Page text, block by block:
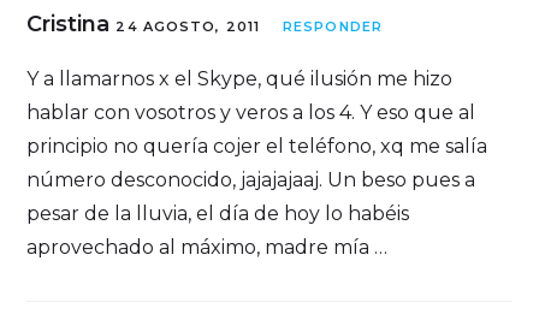
Cristina 24 AGOSTO, 2011 RESPONDER
Y a llamarnos x el Skype, qué ilusión me hizo
hablar con vosotros y veros a los 4. Y eso que al
principio no quería cojer el teléfono, xq me salía
número desconocido, jajajajaaj. Un beso pues a
pesar de la lluvia, el día de hoy lo habéis
aprovechado al máximo, madre mía …